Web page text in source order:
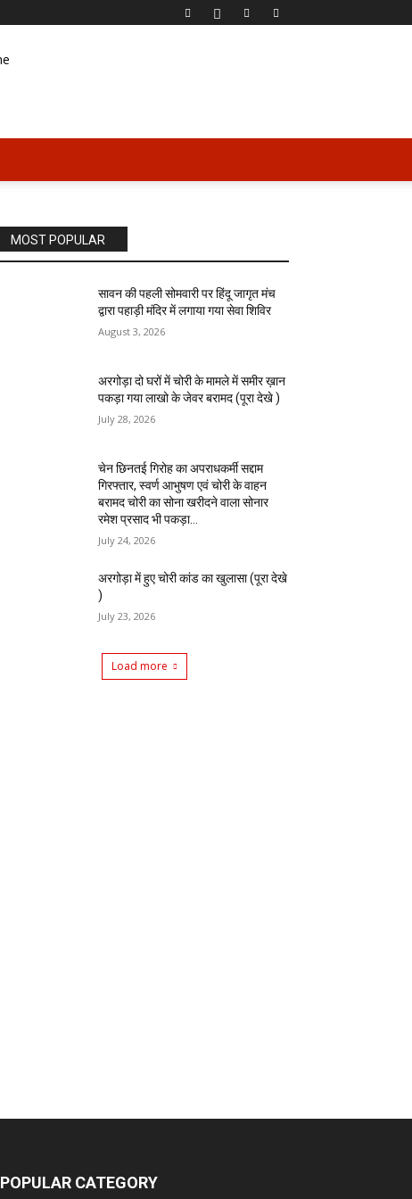
MOST POPULAR
सावन की पहली सोमवारी पर हिंदू जागृत मंच
द्वारा पहाड़ी मंदिर में लगाया गया सेवा शिविर
August 3, 2026
अरगोड़ा दो घरों में चोरी के मामले में समीर ख़ान
पकड़ा गया लाखो के जेवर बरामद (पूरा देखे )
July 28, 2026
चेन छिनतई गिरोह का अपराधकर्मी सद्दाम
गिरफ्तार, स्वर्ण आभुषण एवं चोरी के वाहन
बरामद चोरी का सोना खरीदने वाला सोनार
रमेश प्रसाद भी पकड़ा...
July 24, 2026
अरगोड़ा में हुए चोरी कांड का खुलासा (पूरा देखे
)
July 23, 2026
Load more
POPULAR CATEGORY